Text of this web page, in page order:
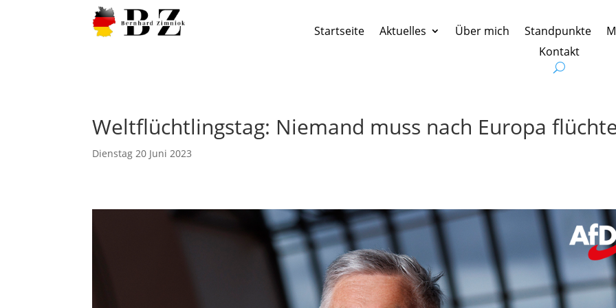
Startseite Aktuelles Über mich Standpunkte
Kontakt
Weltflüchtlingstag: Niemand muss nach Europa
Dienstag 20 Juni 2023